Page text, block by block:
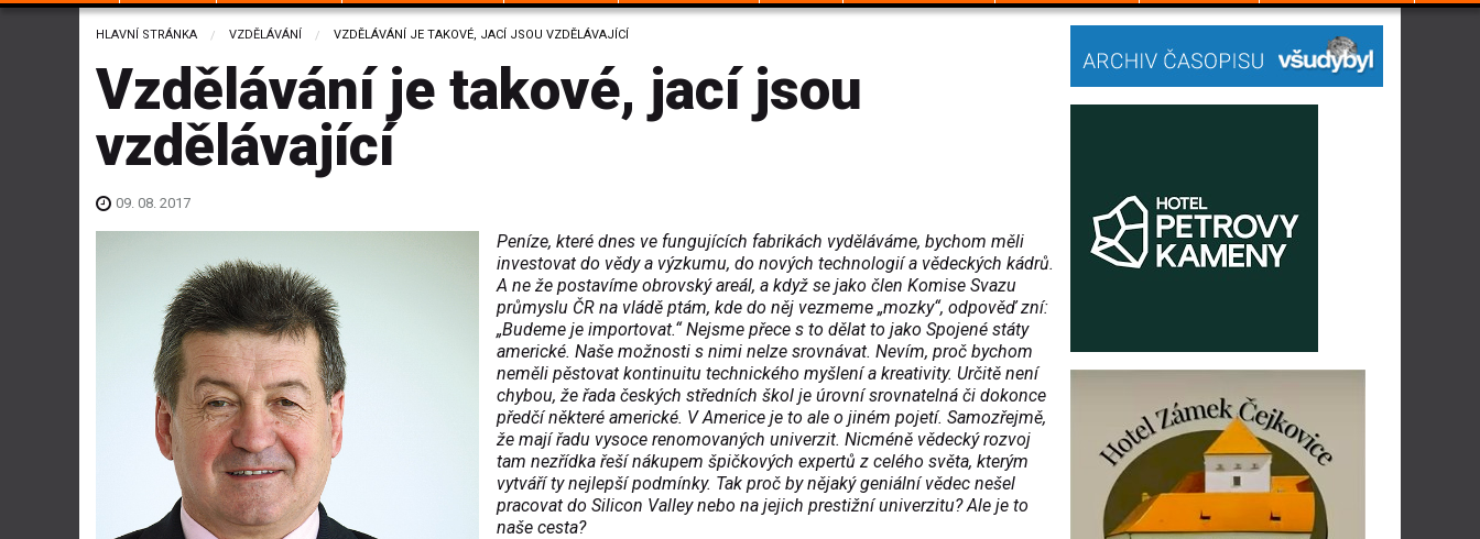
HLAVNÍ STRÁNKA VZDĚLÁVÁNÍ CURRENT:
VZDĚLÁVÁNÍ JE TAKOVÉ, JACÍ JSOU VZDĚLÁVAJÍCÍ
Vzdělávání je takové, jací jsou
vzdělávající
09. 08. 2017
Peníze, které dnes ve fungujících fabrikách vyděláváme, bychom měli
investovat do vědy a výzkumu, do nových technologií a vědeckých kádrů.
A ne že postavíme obrovský areál, a když se jako člen Komise Svazu
průmyslu ČR na vládě ptám, kde do něj vezmeme „mozky“, odpověď zní:
„Budeme je importovat.“ Nejsme přece s to dělat to jako Spojené státy
americké. Naše možnosti s nimi nelze srovnávat. Nevím, proč bychom
neměli pěstovat kontinuitu technického myšlení a kreativity. Určitě není
chybou, že řada českých středních škol je úrovní srovnatelná či dokonce
předčí některé americké. V Americe je to ale o jiném pojetí. Samozřejmě,
že mají řadu vysoce renomovaných univerzit. Nicméně vědecký rozvoj
tam nezřídka řeší nákupem špičkových expertů z celého světa, kterým
vytváří ty nejlepší podmínky. Tak proč by nějaký geniální vědec nešel
pracovat do Silicon Valley nebo na jejich prestižní univerzitu? Ale je to
naše cesta?